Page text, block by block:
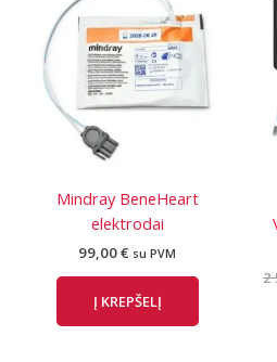
Mindray BeneHeart
elektrodai
99,00€ su PVM
Į KREPŠELĮ
2